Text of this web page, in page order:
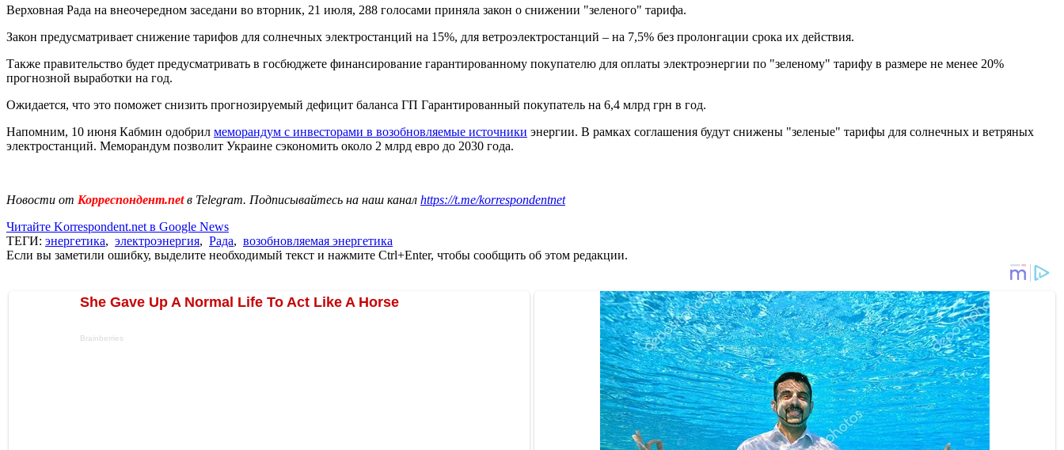
Верховная Рада на внеочередном заседани во вторник, 21 июля, 288 голосами приняла закон о снижении "зеленого" тарифа.
Закон предусматривает снижение тарифов для солнечных электростанций на 15%, для ветроэлектростанций – на 7,5% без пролонгации срока их действия.
Также правительство будет предусматривать в госбюджете финансирование гарантированному покупателю для оплаты электроэнергии по "зеленому" тарифу в размере не менее 20%
прогнозной выработки на год.
Ожидается, что это поможет снизить прогнозируемый дефицит баланса ГП Гарантированный покупатель на 6,4 млрд грн в год.
Напомним, 10 июня Кабмин одобрил меморандум с инвесторами в возобновляемые источники энергии. В рамках соглашения будут снижены "зеленые" тарифы для солнечных и ветряных
электростанций. Меморандум позволит Украине сэкономить около 2 млрд евро до 2030 года.
Новости от Корреспондент.netв Telegram. Подписывайтесь на наш канал https://t.me/korrespondentnet
Читайте Korrespondent.net в Google News
ТЕГИ: энергетика, электроэнергия, Рада, возобновляемая энергетика
Если вы заметили ошибку, выделите необходимый текст и нажмите Ctrl+Enter, чтобы сообщить об этом редакции.